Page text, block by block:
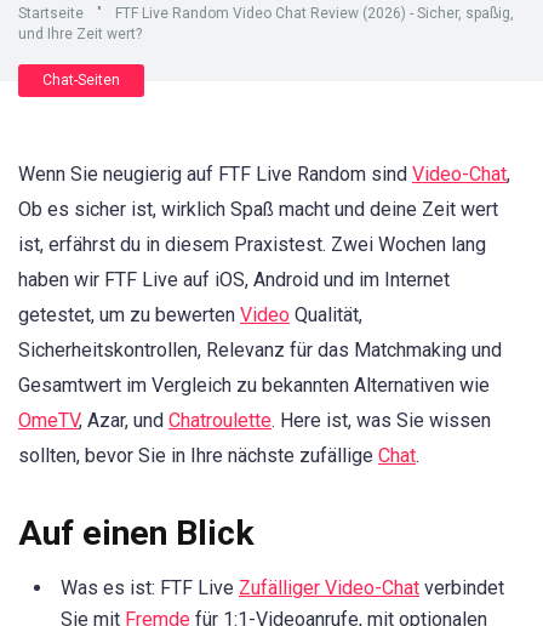
Startseite "
FTF Live Random Video Chat Review (2026) - Sicher, spaßig,
und Ihre Zeit wert?
Chat-Seiten
Wenn Sie neugierig auf FTF Live Random sind Video-Chat,
Ob es sicher ist, wirklich Spaß macht und deine Zeit wert
ist, erfährst du in diesem Praxistest. Zwei Wochen lang
haben wir FTF Live auf iOS, Android und im Internet
getestet, um zu bewerten Video Qualität,
Sicherheitskontrollen, Relevanz für das Matchmaking und
Gesamtwert im Vergleich zu bekannten Alternativen wie
OmeTV, Azar, und Chatroulette. Here ist, was Sie wissen
sollten, bevor Sie in Ihre nächste zufällige Chat.
Auf einen Blick
Was es ist: FTF Live Zufälliger Video-Chat verbindet
Sie mit Fremde für 1:1-Videoanrufe, mit optionalen